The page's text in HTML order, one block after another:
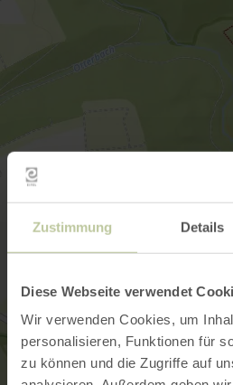
Zustimmung Details
Diese Webseite verwendet
Wir verwenden Cookies, um
personalisieren, Funktionen für
zu können und die Zugriffe auf